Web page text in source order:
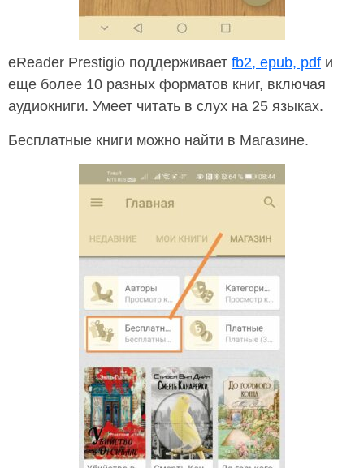
eReader Prestigio поддерживает fb2, epub, pdf и
еще более 10 разных форматов книг, включая
аудиокниги. Умеет читать в слух на 25 языках.
Бесплатные книги можно найти в Магазине.